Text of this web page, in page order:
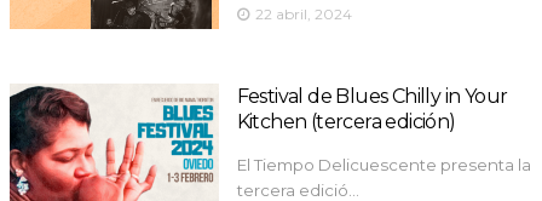
22 abril, 2024
Festival de Blues Chilly in Your
Kitchen (tercera edición)
El Tiempo Delicuescente presenta la
tercera edició…